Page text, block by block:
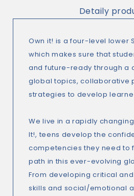
Detaily
Own it! is a four-level lower
which makes sure that
and future-ready through a
global topics, collaborative
strategies to develop
We live in a rapidly
It!, teens develop the
competencies they need to
path in this ever-evolving
From developing critical
skills and social/emotional